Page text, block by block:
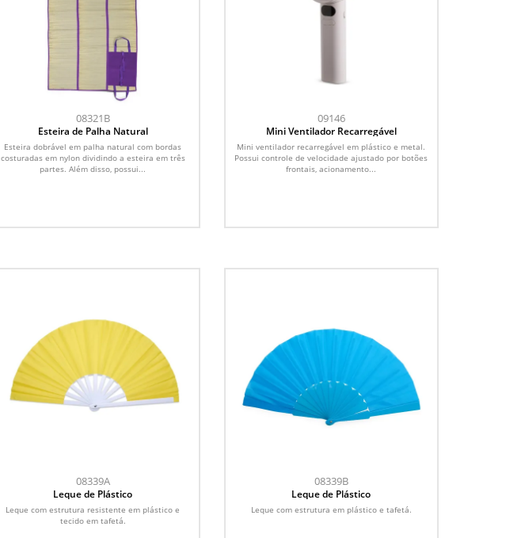
08321B
Esteira de Palha Natural
Esteira dobrável em palha natural com bordas
costuradas em nylon dividindo a esteira em três
partes. Além disso, possui...
09146
Mini Ventilador Recarregável
Mini ventilador recarregável em plástico e metal.
Possui controle de velocidade ajustado por botões
frontais, acionamento...
08339A
Leque de Plástico
Leque com estrutura resistente em plástico e
tecido em tafetá.
08339B
Leque de Plástico
Leque com estrutura em plástico e tafetá.